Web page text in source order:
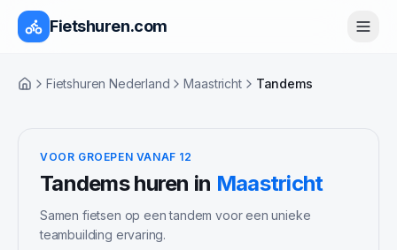
Fietshuren.com
HomeFietshuren Nederland Maastricht Tandems
VOOR GROEPEN VANAF 12
Tandemshuren in Maastricht
Samen fietsen op een tandem voor een unieke
teambuilding ervaring.